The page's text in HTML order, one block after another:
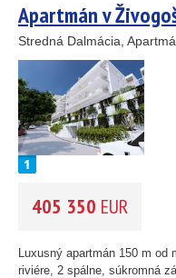
Apartmán v
Stredná Dalmácia,
405 350 EUR
Luxusný apartmán 150 m od
riviére, 2 spálne, súkromná